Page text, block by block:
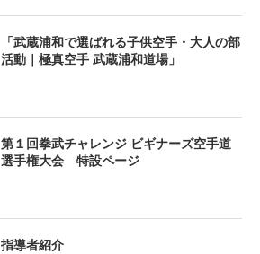
「武蔵浦和で選ばれる子供空手・大人の部
活動｜極真空手 武蔵浦和道場」
第１回拳武チャレンジ ビギナーズ空手道
選手権大会 特設ページ
指導者紹介